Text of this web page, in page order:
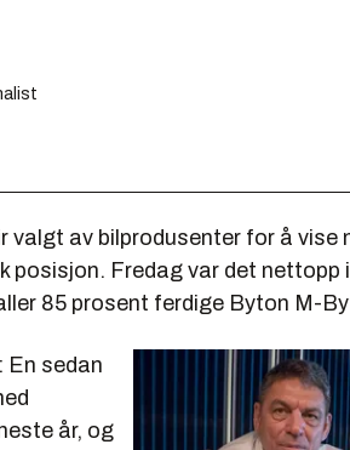
valgt av bilprodusenter for å vise
posisjon. Fredag var det nettopp
85 prosent ferdige Byton M-
En sedan
år, og